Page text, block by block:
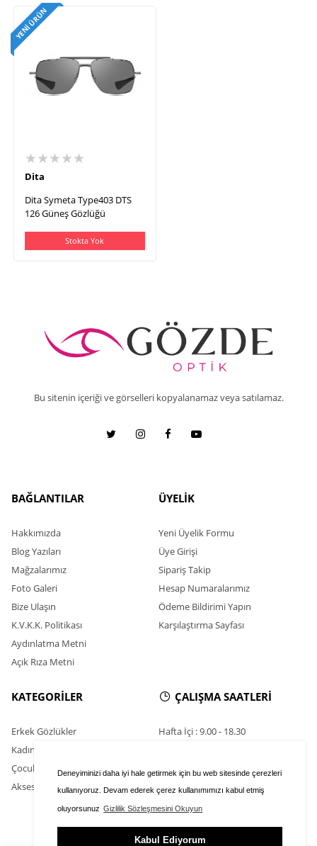
Deneyiminizi daha iyi hale getirmek için bu web sitesinde çerezleri
kullanıyoruz. Devam ederek çerez kullanımımızı kabul etmiş
oluyorsunuz Gizlilik Sözleşmesini Okuyun
Kabul Ediyorum
YENI ÜRÜN
★★★★★
Dita
Dita Symeta Type403 DTS
126 Güneş Gözlüğü
Stokta Yok
Bu sitenin içeriği ve görselleri kopyalanamaz veya satılamaz.
BAĞLANTILAR
Hakkımızda
Blog Yazıları
Mağzalarımız
Foto Galeri
Bize Ulaşın
K.V.K.K. Politikası
Aydınlatma Metni
Açık Rıza Metni
ÜYELİK
Yeni Üyelik Formu
Üye Girişi
Sipariş Takip
Hesap Numaralarımız
Ödeme Bildirimi Yapın
Karşılaştırma Sayfası
KATEGORİLER
Erkek Gözlükler
Kadın Gözlükler
Çocuk Gözlükleri
Aksesuarlar
ÇALIŞMA SAATLERİ
Hafta İçi : 9.00 - 18.30
Pazar : Kapalı